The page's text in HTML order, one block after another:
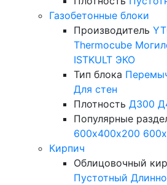
Газобетонные блоки
Производитель
Thermocube
ISTKULT ЭКО
Тип блока
Для стен
Плотность Д300
Популярные
600х400х200
Кирпич
Облицовочный
Пустотный